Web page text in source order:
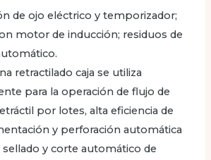
de ojo eléctrico y temporizador;
motor de inducción; residuos de
retractilado caja se utiliza
para la operación de flujo de
por lotes, alta eficiencia de
y perforación automática
sellado y corte automático de